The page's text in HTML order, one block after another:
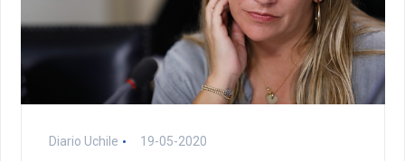
Diario Uchile 19-05-2020